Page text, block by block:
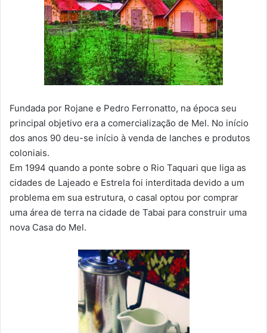
Fundada por Rojane e Pedro Ferronatto, na época seu
principal objetivo era a comercialização de Mel. No início
dos anos 90 deu-se início à venda de lanches e produtos
coloniais.
Em 1994 quando a ponte sobre o Rio Taquari que liga as
cidades de Lajeado e Estrela foi interditada devido a um
problema em sua estrutura, o casal optou por comprar
uma área de terra na cidade de Tabai para construir uma
nova Casa do Mel.